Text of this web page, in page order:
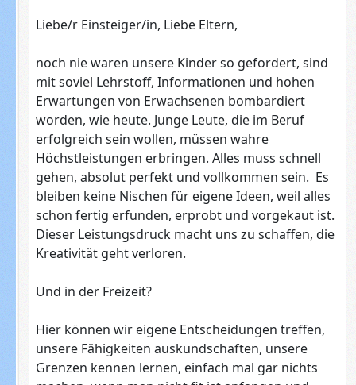
Liebe/r Einsteiger/in, Liebe Eltern,
noch nie waren unsere Kinder so gefordert, sind
mit soviel Lehrstoff, Informationen und hohen
Erwartungen von Erwachsenen bombardiert
worden, wie heute. Junge Leute, die im Beruf
erfolgreich sein wollen, müssen wahre
Höchstleistungen erbringen. Alles muss schnell
gehen, absolut perfekt und vollkommen sein. Es
bleiben keine Nischen für eigene Ideen, weil alles
schon fertig erfunden, erprobt und vorgekaut ist.
Dieser Leistungsdruck macht uns zu schaffen, die
Kreativität geht verloren.
Und in der Freizeit?
Hier können wir eigene Entscheidungen treffen,
unsere Fähigkeiten auskundschaften, unsere
Grenzen kennen lernen, einfach mal gar nichts